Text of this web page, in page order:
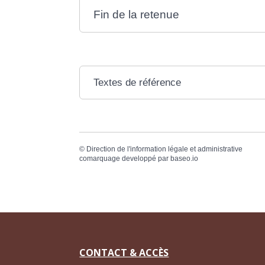
Fin de la retenue
Textes de référence
© Direction de l'information légale et administrative
comarquage developpé par baseo.io
CONTACT & ACCÈS